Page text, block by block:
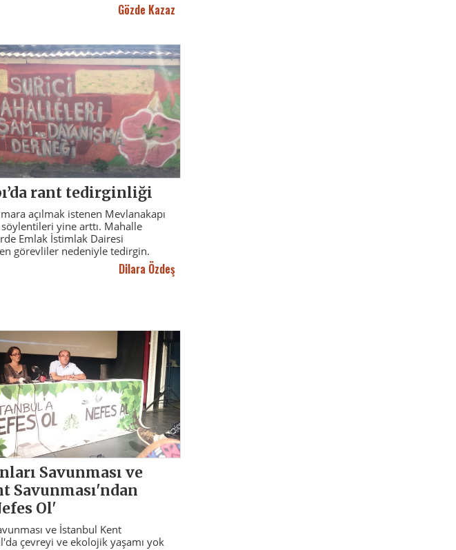
Gözde Kazaz
rant tedirginliği
açılmak istenen Mevlanakapı
yine arttı. Mahalle
Emlak İstimlak Dairesi
görevliler nedeniyle tedirgin.
Dilara Özdeş
Savunması ve
Savunması'ndan
Ol'
ve İstanbul Kent
çevreyi ve ekolojik yaşamı yok